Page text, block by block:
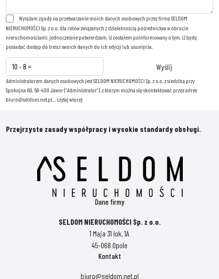
Wyrażam zgodę na przetwarzanie moich danych osobowych przez firmę SELDOM
NIERUCHOMOŚCI Sp. z o.o. dla celów związanych z działalnością pośrednictwa w obrocie
nieruchomościami, jednocześnie potwierdzam, iż zostałem poinformowany o tym, iż będę
posiadać dostęp do treści swoich danych do ich edycji lub usunięcia.
Administratorem danych osobowych jest SELDOM NIERUCHOMOŚCI Sp. z o.o. z siedzibą przy
Spokojna 6D, 59-400 Jawor (“Administrator”), z którym można się skontaktować przez adres
biuro@seldom.net.pl… czytaj więcej
Przejrzyste zasady współpracy i wysokie standardy obsługi.
Dane firmy
SELDOM NIERUCHOMOŚCI Sp. z o.o.
1 Maja 31 lok. 1A
45-068 Opole
Kontakt
biuro@seldom.net.pl